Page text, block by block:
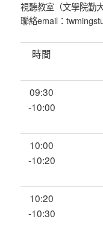
視聽教室（文學院勤
聯絡email：
時間
09:30
-10:00
10:00
-10:20
10:20
-10:30